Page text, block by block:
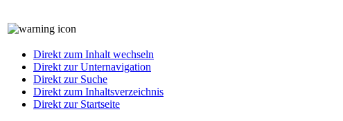
Direkt zum Inhalt wechseln
Direkt zur Unternavigation
Direkt zur Suche
Direkt zum Inhaltsverzeichnis
Direkt zur Startseite